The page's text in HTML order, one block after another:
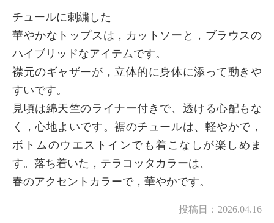
チュールに刺繍した
華やかなトップスは，カットソーと，ブラウスの
ハイブリッドなアイテムです。
襟元のギャザーが，立体的に身体に添って動きや
すいです。
見頃は綿天竺のライナー付きで、透ける心配もな
く，心地よいです。裾のチュールは、軽やかで，
ボトムのウエストインでも着こなしが楽しめま
す。落ち着いた，テラコッタカラーは、
春のアクセントカラーで，華やかです。
投稿日： 2026.04.16